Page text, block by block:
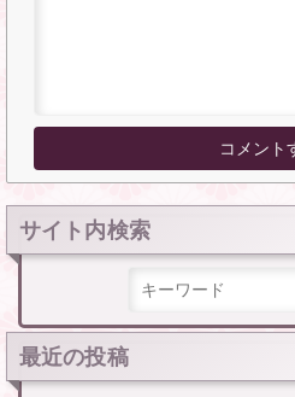
サイト内検索
最近の投稿